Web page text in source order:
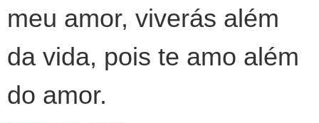
meu amor, viverás além
da vida, pois te amo além
do amor.